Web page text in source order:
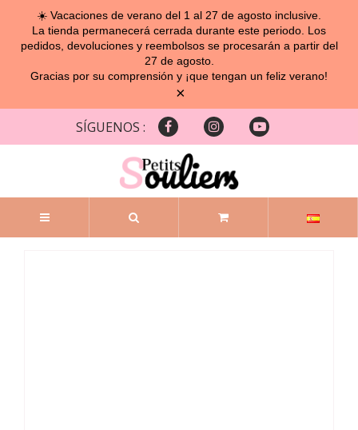
☀️ Vacaciones de verano del 1 al 27 de agosto inclusive.
La tienda permanecerá cerrada durante este periodo. Los
pedidos, devoluciones y reembolsos se procesarán a partir del
27 de agosto.
Gracias por su comprensión y ¡que tengan un feliz verano!
×
SÍGUENOS :